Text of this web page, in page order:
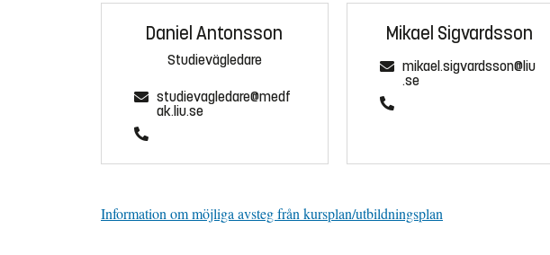
Daniel Antonsson
Studievägledare
studievagledare@medf
ak.liu.se
Mikael Sigvardsson
mikael.sigvardsson@liu
.se
Information om möjliga avsteg från kursplan/utbildningsplan